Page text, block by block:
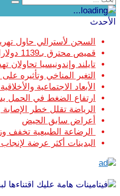
الأحدث
السجن لأسترالي حاول
قميص محترق بـ1139 دولارا.. هل تفقد الموضة عقلها؟
تايلند وإندونيسيا تحاولان
التغير المناخي وتأثيره
الأبعاد الاجتماعية
ارتفاع الضغط في الحمل
الرياضة تقلل خطر
أعراض سابق الحيض
الرضاعة الطبيعية تخفف
البدينات أكثر عرضة